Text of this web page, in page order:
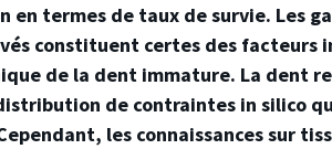
en termes de taux de survie. Les
constituent certes des facteurs
de la dent immature. La dent
de contraintes in silico
les connaissances sur